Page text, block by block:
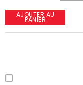
AJOUTER AU
PANIER